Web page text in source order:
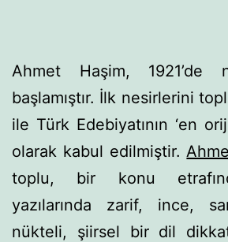
Ahmet Haşim, 1921’de
başlamıştır. İlk ne­sirlerini
ile Türk Edebiyatının ‘en
olarak kabul edilmiştir.
toplu, bir konu
yazılarında zarif, ince,
nükteli, şiirsel bir dil